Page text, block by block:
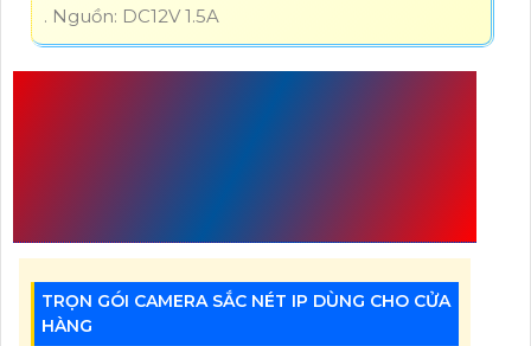
. Nguồn: DC12V 1.5A
TRỌN GÓI CAMERA SẮC NÉT IP DÙNG CHO CỬA
HÀNG